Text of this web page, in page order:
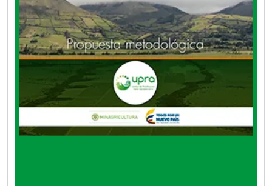
los criterios y crear los instrumentos
requeridos para tal efecto», hoy a cargo de la
UPRA.